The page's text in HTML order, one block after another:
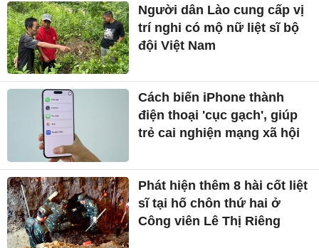
Người dân Lào cung cấp vị
trí nghi có mộ nữ liệt sĩ bộ
đội Việt Nam
Cách biến iPhone thành
điện thoại 'cục gạch', giúp
trẻ cai nghiện mạng xã hội
Phát hiện thêm 8 hài cốt liệt
sĩ tại hố chôn thứ hai ở
Công viên Lê Thị Riêng